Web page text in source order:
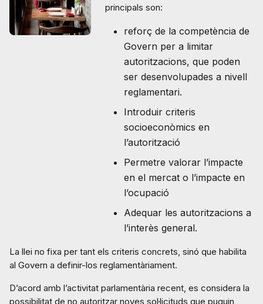
principals son:
reforç de la competència de
Govern per a limitar
autoritzacions, que poden
ser desenvolupades a nivell
reglamentari.
Introduir criteris
socioeconòmics en
l’autorització
Permetre valorar l’impacte
en el mercat o l’impacte en
l’ocupació
Adequar les autoritzacions a
l’interès general.
La llei no fixa per tant els criteris concrets, sinó que habilita
al Govern a definir-los reglamentàriament.
D’acord amb l’activitat parlamentària recent, es considera la
possibilitat de no autoritzar noves sol·licituds que puguin